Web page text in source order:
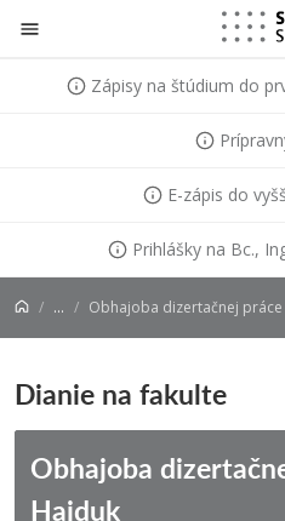
Prejsť na obsah
Zápisy na štúdium do
E-zápis do
Prihlášky na Bc.,
... Obhajoba dizertačnej práce
Dianie na fakulte
Obhajoba
Hajduk